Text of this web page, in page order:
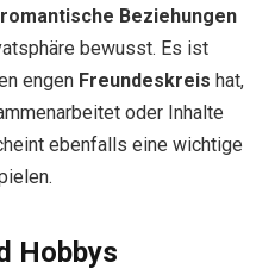
romantische Beziehungen
bewusst. Es ist
engen Freundeskreis hat,
oder Inhalte
ebenfalls eine wichtige
Hobbys